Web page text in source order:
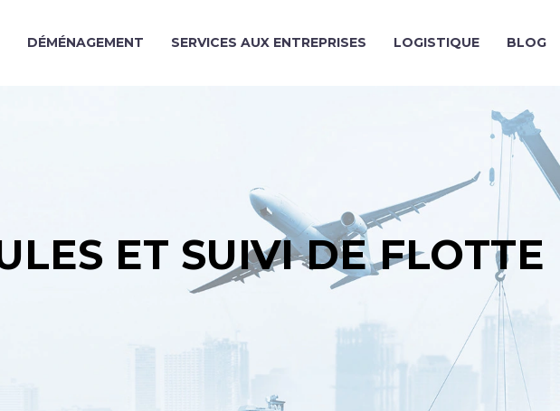
DÉMÉNAGEMENT SERVICES AUX ENTREPRISES LOGISTIQUE BLOG
ET SUIVI DE FLOTTE